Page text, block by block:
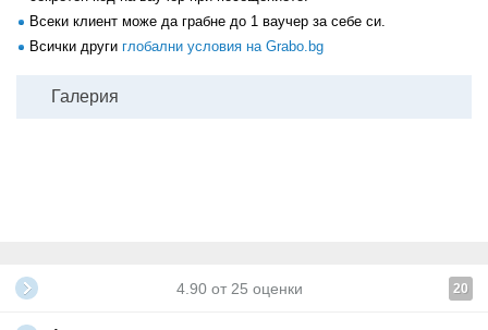
Всеки клиент може да грабне до 1 ваучер за себе си.
Всички други глобални условия на Grabo.bg
Галерия
4.90 от 25 оценки 20